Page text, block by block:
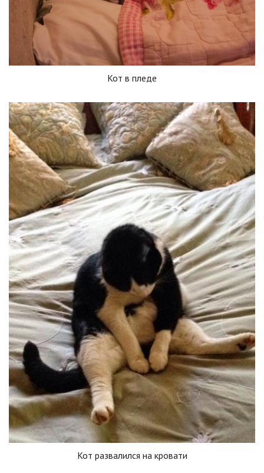
Кот в пледе
Кот развалился на кровати